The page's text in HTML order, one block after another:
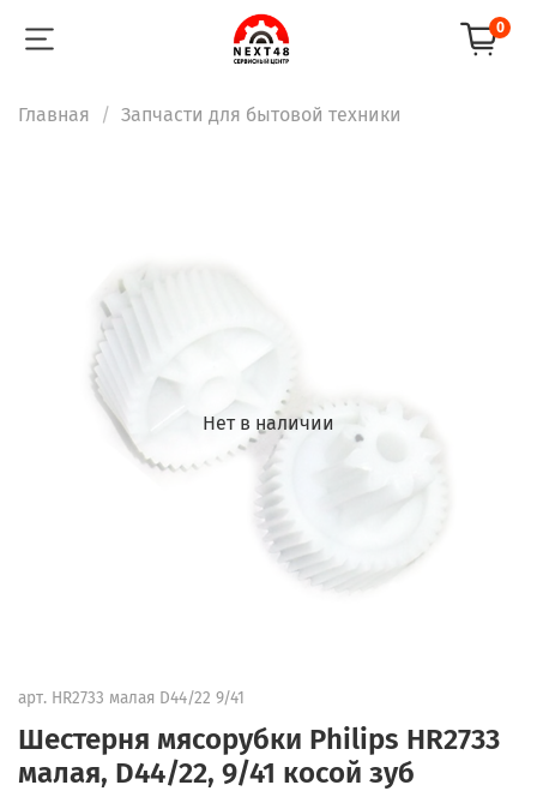
0
Главная Запчасти для бытовой техники
Нет в наличии
арт. HR2733 малая D44/22 9/41
Шестерня мясорубки Philips HR2733
малая, D44/22, 9/41 косой зуб